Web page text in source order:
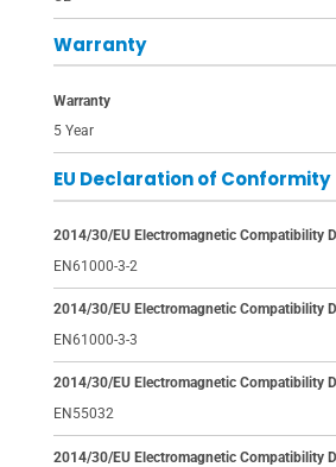
Warranty
Warranty
5 Year
EU Declaration of Conformity
2014/30/EU Electromagnetic Compatibility
EN61000-3-2
2014/30/EU Electromagnetic Compatibility
EN61000-3-3
2014/30/EU Electromagnetic Compatibility
EN55032
2014/30/EU Electromagnetic Compatibility